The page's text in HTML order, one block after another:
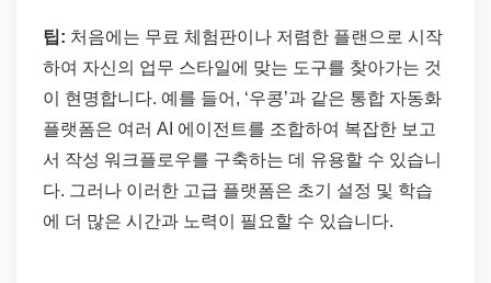
팁: 처음에는 무료 체험판이나 저렴한 플랜으로 시작
하여 자신의 업무 스타일에 맞는 도구를 찾아가는 것
이 현명합니다. 예를 들어, ‘우콩’과 같은 통합 자동화
플랫폼은 여러 AI 에이전트를 조합하여 복잡한 보고
서 작성 워크플로우를 구축하는 데 유용할 수 있습니
다. 그러나 이러한 고급 플랫폼은 초기 설정 및 학습
에 더 많은 시간과 노력이 필요할 수 있습니다.